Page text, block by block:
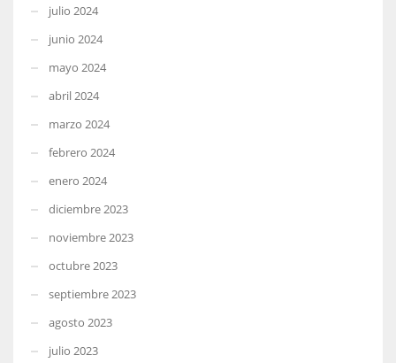
julio 2024
junio 2024
mayo 2024
abril 2024
marzo 2024
febrero 2024
enero 2024
diciembre 2023
noviembre 2023
octubre 2023
septiembre 2023
agosto 2023
julio 2023